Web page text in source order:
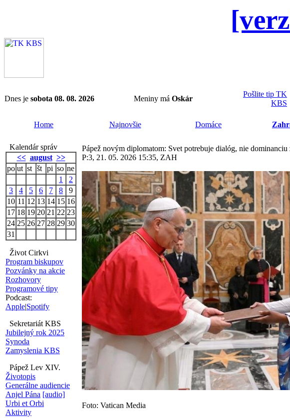
Dnes je sobota 08. 08. 2026 Meniny má Oskár
Pošlite tip TK
KBS
Home Najnovšie Domáce
Kalendár správ
<< august >>
po ut st št pi so ne
1
2
3
4 5 6 7 8
9
10 11 12 13 14 15 16
17 18 19 20 21 22 23
24 25 26 27 28 29 30
31
Život Cirkvi
Program biskupov
Pozvánky na akcie
Rozhovory
Programové tipy
Podcast:
Apple|Spotify
Sekretariát KBS
Jubilejný rok 2025
Synoda
Zamyslenia KBS
Pápež Lev XIV.
Životopis
Generálne audiencie
Anjel Pána [audio]
Urbi et Orbi
Aktivity
Pápež novým diplomatom: Svet potrebuje dialóg, nie dominanciu
P:3, 21. 05. 2026 15:35, ZAH
Foto: Vatican Media